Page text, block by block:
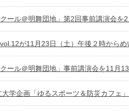
ール＠明舞団地」第2回事前講演会を
が11月23日（土）午後２時からめ
ール＠明舞団地」事前講演会を11月
学企画「ゆるスポーツ＆防災カフェ